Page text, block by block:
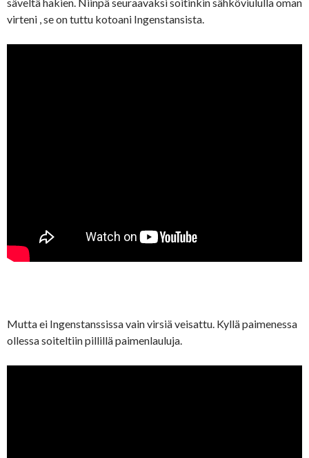
virteni , se on tuttu kotoani Ingenstansista.
Mutta ei Ingenstanssissa vain virsiä veisattu. Kyllä paimenessa
ollessa soiteltiin pillillä paimenlauluja.